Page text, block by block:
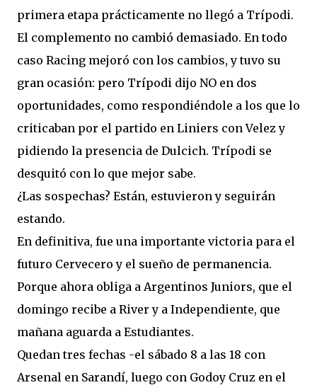
primera etapa prácticamente no llegó a Trípodi.
El complemento no cambió demasiado. En todo
caso Racing mejoró con los cambios, y tuvo su
gran ocasión: pero Trípodi dijo NO en dos
oportunidades, como respondiéndole a los que lo
criticaban por el partido en Liniers con Velez y
pidiendo la presencia de Dulcich. Trípodi se
desquitó con lo que mejor sabe.
¿Las sospechas? Están, estuvieron y seguirán
estando.
En definitiva, fue una importante victoria para el
futuro Cervecero y el sueño de permanencia.
Porque ahora obliga a Argentinos Juniors, que el
domingo recibe a River y a Independiente, que
mañana aguarda a Estudiantes.
Quedan tres fechas -el sábado 8 a las 18 con
Arsenal en Sarandí, luego con Godoy Cruz en el